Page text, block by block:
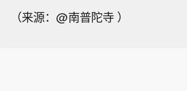
（来源：@南普陀寺 ）